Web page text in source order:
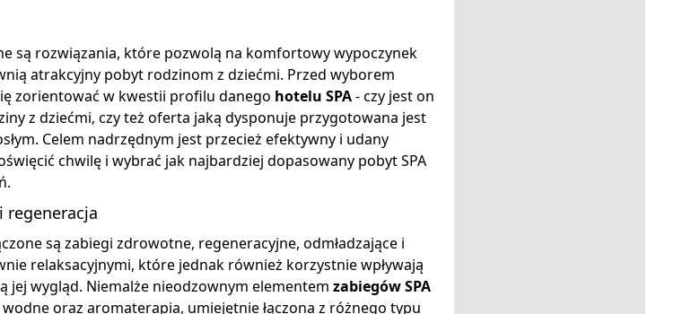
są rozwiązania, które pozwolą na komfortowy wypoczynek
atrakcyjny pobyt rodzinom z dziećmi. Przed wyborem
zorientować w kwestii profilu danego hotelu SPA- czy jest on
z dziećmi, czy też oferta jaką dysponuje przygotowana jest
Celem nadrzędnym jest przecież efektywny i udany
chwilę i wybrać jak najbardziej dopasowany pobyt SPA
regeneracja
są zabiegi zdrowotne, regeneracyjne, odmładzające i
relaksacyjnymi, które jednak również korzystnie wpływają
jej wygląd. Niemalże nieodzownym elementem zabiegów SPA
oraz aromaterapia, umiejętnie łączona z różnego typu